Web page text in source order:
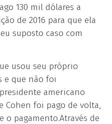
130 mil dólares a
de 2016 para que ela
suposto caso com
usou seu próprio
e que não foi
americano
foi pago de volta,
o pagamento.Através de